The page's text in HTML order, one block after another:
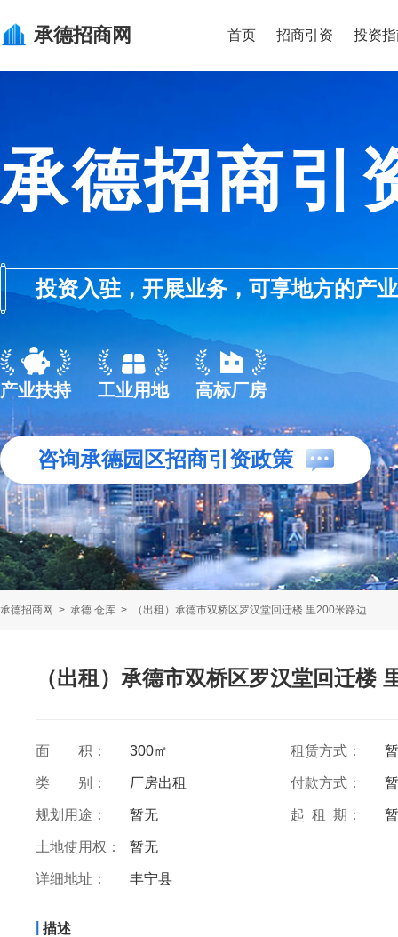
承德招商网 首页 招商引资 投资
承德招商引
投资入驻，开展业务，可享地方的产
产业扶持 工业用地 高标厂房
咨询承德园区招商引资政策
承德招商网 > 承德 仓库 > （出租）承德市双桥区罗汉堂回迁楼 里200米路边
（出租）承德市双桥区罗汉堂回迁楼
面 积： 300㎡ 租赁方式：
类 别： 厂房出租 付款方式：
规划用途： 暂无 起 租 期：
土地使用权： 暂无
详细地址： 丰宁县
描述